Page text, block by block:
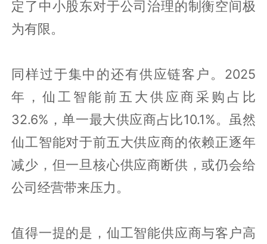
定了中小股东对于公司治理的制衡空间极
为有限。
同样过于集中的还有供应链客户。2025
年，仙工智能前五大供应商采购占比
32.6%，单一最大供应商占比10.1%。虽然
仙工智能对于前五大供应商的依赖正逐年
减少，但一旦核心供应商断供，或仍会给
公司经营带来压力。
值得一提的是，仙工智能供应商与客户高